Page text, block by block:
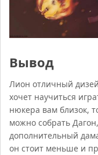
Вывод
Лион отличный
хочет научиться
нюкера вам близок,
можно собрать
дополнительный
он стоит меньше и